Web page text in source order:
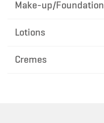
Make-up/Foundation
Lotions
Cremes